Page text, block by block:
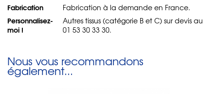
Fabrication Fabrication à la demande en France.
Personnalisez-
moi !
Autres tissus (catégorie B et C) sur devis au
01 53 30 33 30.
Nous vous recommandons
également...